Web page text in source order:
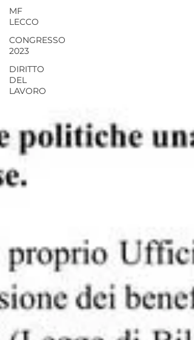
MF
LECCO
CONGRESSO
2023
DIRITTO
DEL
LAVORO